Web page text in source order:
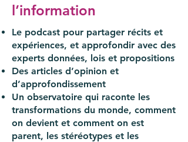
l’information
Le podcast pour partager récits et
expériences, et approfondir avec des
experts données, lois et propositions
Des articles d’opinion et
d’approfondissement
Un observatoire qui raconte les
transformations du monde, comment
on devient et comment on est
parent, les stéréotypes et les